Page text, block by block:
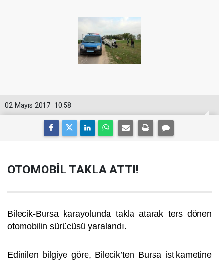
10:58
02 Mayıs 2017
OTOMOBİL TAKLA ATTI!
Bilecik-Bursa karayolunda takla atarak ters dönen
otomobilin sürücüsü yaralandı.
Edinilen bilgiye göre, Bilecik’ten Bursa istikametine